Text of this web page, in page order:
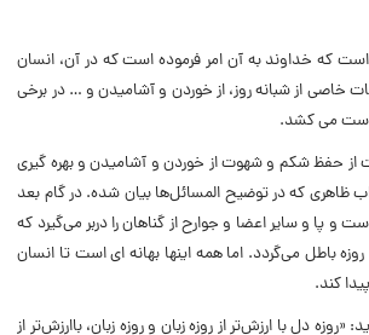
است که خداوند به آن امر فرموده است که در آن، انسان
از شبانه روز، از خوردن و آشامیدن و … در برخی
می‌ کشد.
از حفظ شکم و شهوت از خوردن و آشامیدن و بهره گیری
ظاهری که در توضیح المسائل‌ها بیان شده.در گام بعد
پا و سایر اعضا و جوارح از گناهان را دربر می‌گیرد که
باطل می‌گردد. اما همه اینها بهانه‌ ای است تا انسان
کند.
دل با ارزش‌تر از روزه زبان و روزه زبان، باارزش‌تر از